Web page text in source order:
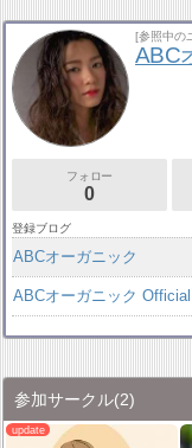
[参照中の
ABC
フォロー
0
登録ブログ
ABCオーガニック
ABCオーガニック
参加サークル(2)